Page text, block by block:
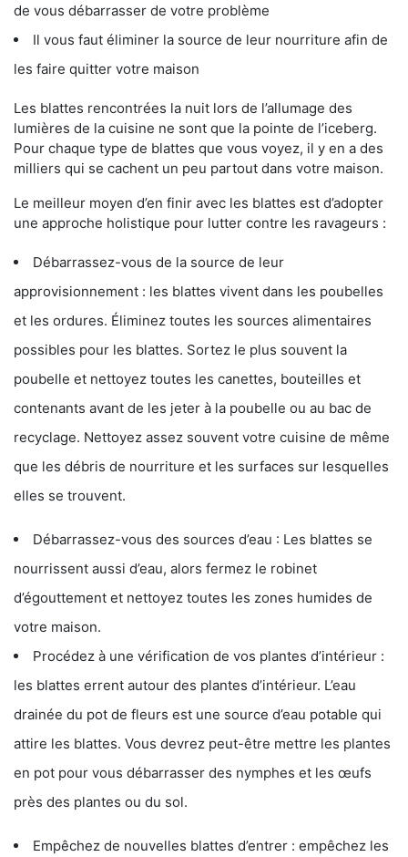
de vous débarrasser de votre problème
Il vous faut éliminer la source de leur nourriture afin de
les faire quitter votre maison
Les blattes rencontrées la nuit lors de l’allumage des
lumières de la cuisine ne sont que la pointe de l’iceberg.
Pour chaque type de blattes que vous voyez, il y en a des
milliers qui se cachent un peu partout dans votre maison.
Le meilleur moyen d’en finir avec les blattes est d’adopter
une approche holistique pour lutter contre les ravageurs :
Débarrassez-vous de la source de leur
approvisionnement : les blattes vivent dans les poubelles
et les ordures. Éliminez toutes les sources alimentaires
possibles pour les blattes. Sortez le plus souvent la
poubelle et nettoyez toutes les canettes, bouteilles et
contenants avant de les jeter à la poubelle ou au bac de
recyclage. Nettoyez assez souvent votre cuisine de même
que les débris de nourriture et les surfaces sur lesquelles
elles se trouvent.
Débarrassez-vous des sources d’eau : Les blattes se
nourrissent aussi d’eau, alors fermez le robinet
d’égouttement et nettoyez toutes les zones humides de
votre maison.
Procédez à une vérification de vos plantes d’intérieur :
les blattes errent autour des plantes d’intérieur. L’eau
drainée du pot de fleurs est une source d’eau potable qui
attire les blattes. Vous devrez peut-être mettre les plantes
en pot pour vous débarrasser des nymphes et les œufs
près des plantes ou du sol.
Empêchez de nouvelles blattes d’entrer : empêchez les